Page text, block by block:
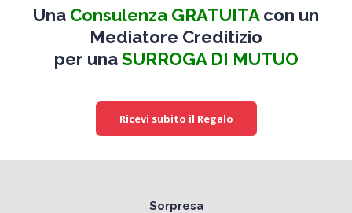
Una Consulenza GRATUITAcon un
Mediatore Creditizio
per unaSURROGA DI MUTUO
Ricevi subito il Regalo
Sorpresa